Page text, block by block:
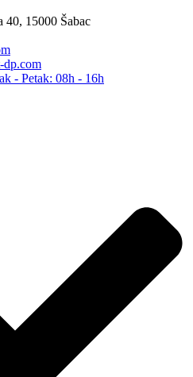
40, 15000 Šabac
- Petak: 08h - 16h